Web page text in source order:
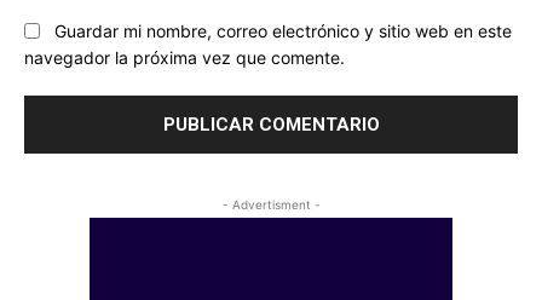
Guardar mi nombre, correo electrónico y sitio web en este
navegador la próxima vez que comente.
- Advertisment -